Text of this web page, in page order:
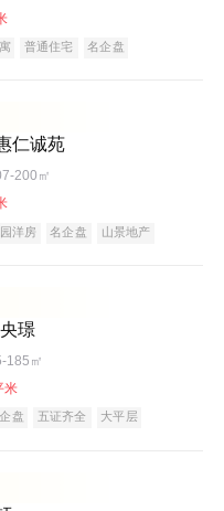
普通住宅
名企盘
仁诚苑
200㎡
洋房 名企盘
山景地产
璟
185㎡
米
盘 五证齐全 大平层